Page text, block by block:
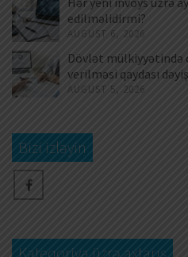
edilməlidirmi?
AUGUST 6, 2026
Dövlət mülkiyyətində
verilməsi qaydası
AUGUST 5, 2026
Bizi izləyin
Kateqoriya üzrə axtarış